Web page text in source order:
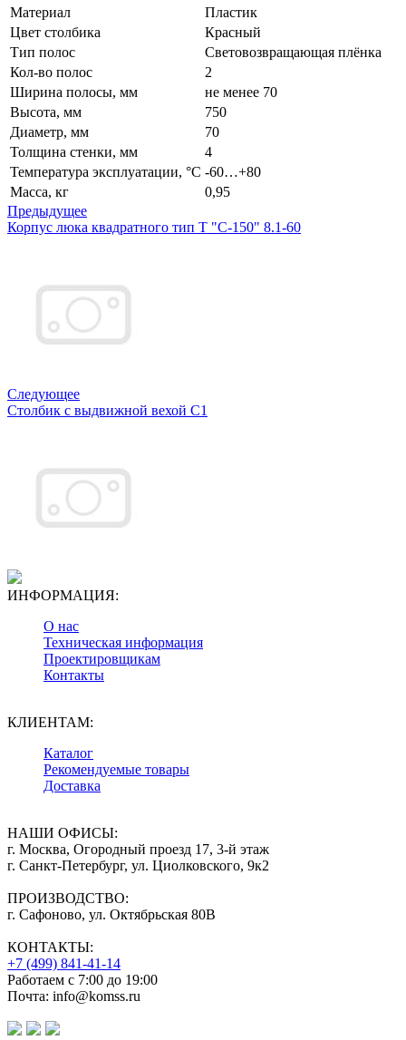
Материал
Пластик
Цвет столбика
Красный
Тип полос
Световозвращающая плёнка
Кол-во полос
2
Ширина полосы, мм
не менее 70
Высота, мм
750
Диаметр, мм
70
Толщина стенки, мм
4
Температура эксплуатации, °С -60…+80
Масса, кг
0,95
Предыдущее
Корпус люка квадратного тип Т "С-150" 8.1-60
Следующее
Столбик с выдвижной вехой С1
ИНФОРМАЦИЯ:
О нас
Техническая информация
Проектировщикам
Контакты
КЛИЕНТАМ:
Каталог
Рекомендуемые товары
Доставка
НАШИ ОФИСЫ:
г. Москва, Огородный проезд 17, 3-й этаж
г. Санкт-Петербург, ул. Циолковского, 9к2
ПРОИЗВОДСТВО:
г. Сафоново, ул. Октябрьская 80В
КОНТАКТЫ:
+7 (499) 841-41-14
Работаем с 7:00 до 19:00
Почта: info@komss.ru